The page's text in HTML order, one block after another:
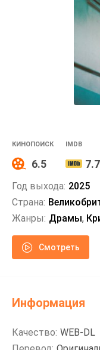
КИНОПОИСК
6.5
IMDB
7.7
Год выхода: 2025
Страна:
Жанры: Драмы,
Смотреть
Информация
Качество: WEB-DL